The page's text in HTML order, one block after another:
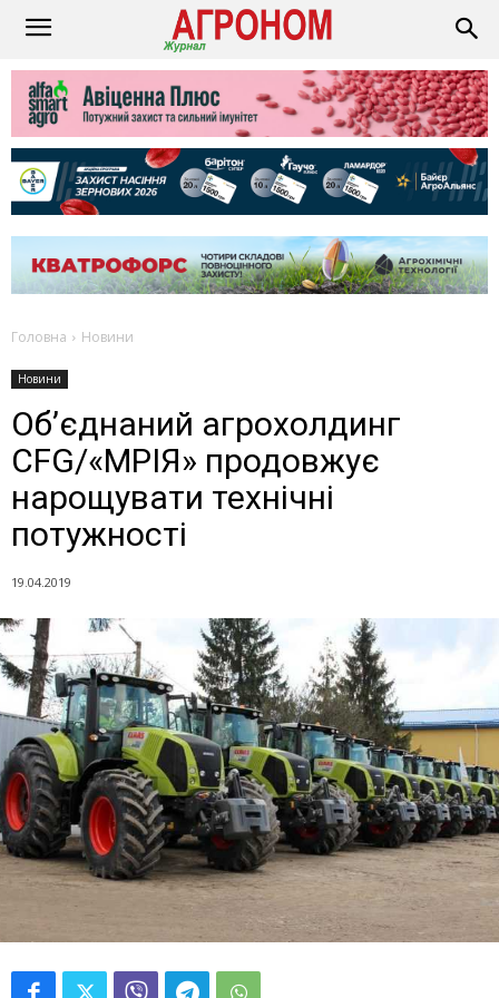
Головна Новини
Новини
Об’єднаний агрохолдинг
CFG/«МРІЯ» продовжує
нарощувати технічні
потужності
19.04.2019